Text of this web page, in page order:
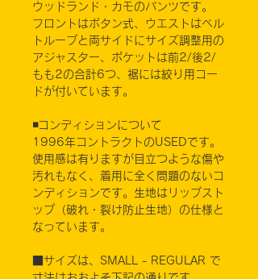
ウッドランド・カモのパンツです。
フロントはボタン式、ウエストはベル
トループと両サイドにサイズ調整用の
アジャスター、ポケットは前2/後2/
もも2の合計6つ、裾には絞り用コー
ドが付いています。
◾️コンディションについて
1996年コントラクトのUSEDです。
使用感は有りますが目立つような傷や
汚れもなく、着用に全く問題のないコ
ンディションです。生地はリップスト
ップ（破れ・裂け防止生地）の仕様と
なっています。
■サイズは、SMALL - REGULAR で